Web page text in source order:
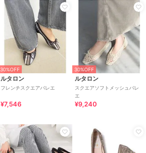
30%OFF
ルタロン
フレンチスクエアバレエ
¥7,546
30%OFF
ルタロン
スクエアソフトメッシュバレ
エ
¥9,240